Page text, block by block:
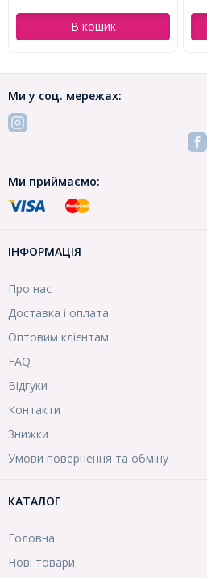
В кошик
Ми у соц. мережах:
Ми приймаємо:
ІНФОРМАЦІЯ
Про нас
Доставка і оплата
Оптовим клієнтам
FAQ
Відгуки
Контакти
Знижки
Умови повернення та обміну
КАТАЛОГ
Головна
Нові товари